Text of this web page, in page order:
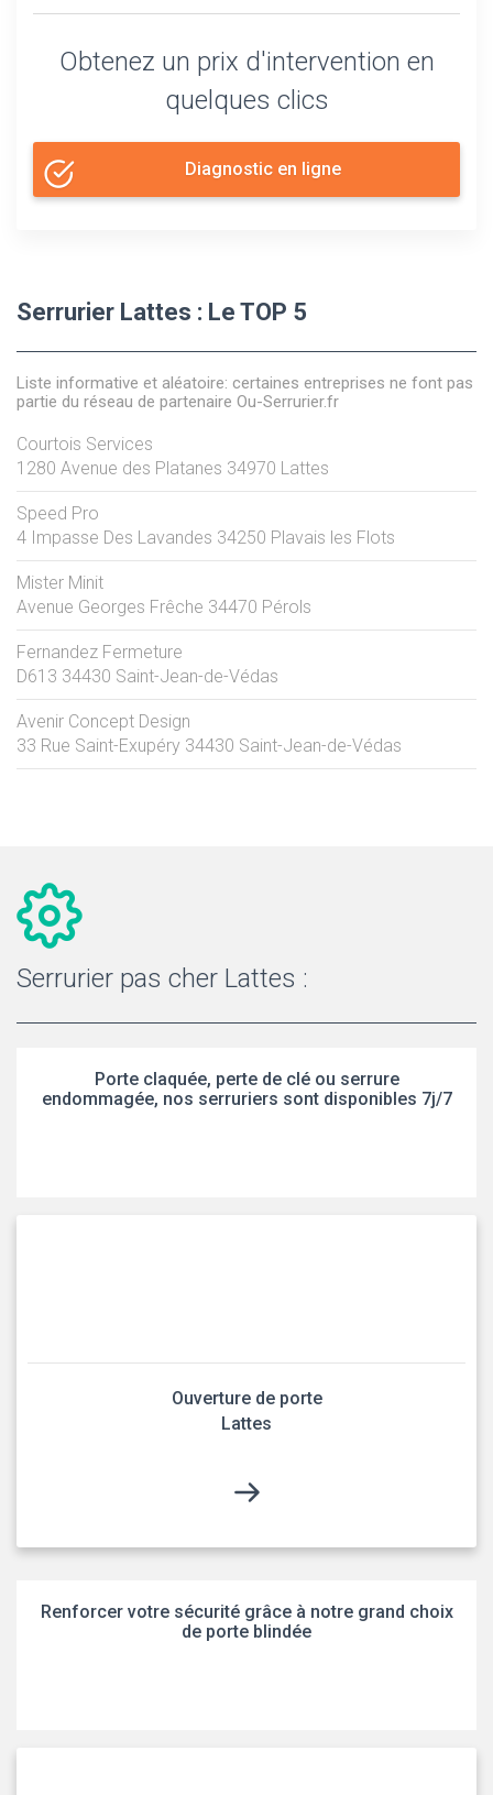
Obtenez un prix d'intervention en
quelques clics
Diagnostic en ligne
Serrurier Lattes : Le TOP 5
Liste informative et aléatoire: certaines entreprises ne font pas
partie du réseau de partenaire Ou-Serrurier.fr
Courtois Services
1280 Avenue des Platanes 34970 Lattes
Speed Pro
4 Impasse Des Lavandes 34250 Plavais les Flots
Mister Minit
Avenue Georges Frêche 34470 Pérols
Fernandez Fermeture
D613 34430 Saint-Jean-de-Védas
Avenir Concept Design
33 Rue Saint-Exupéry 34430 Saint-Jean-de-Védas
Serrurier pas cher Lattes :
Porte claquée, perte de clé ou serrure
endommagée, nos serruriers sont disponibles 7j/7
Ouverture de porte
Lattes
Renforcer votre sécurité grâce à notre grand choix
de porte blindée